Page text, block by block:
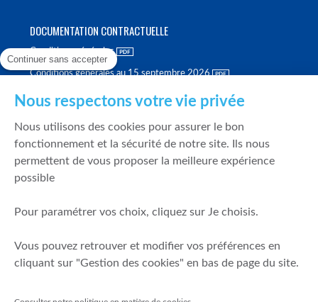
DOCUMENTATION CONTRACTUELLE
Conditions générales
Conditions générales au 15 septembre 2026
Politique de meilleure sélection
Politique de durabilité
Fonds de garantie des dépôts et de résolution
Mentions légales
Prévention de la fraude
Continuer sans accepter
Nous respectons votre vie privée
Nous utilisons des cookies pour assurer le bon
fonctionnement et la sécurité de notre site. Ils nous
permettent de vous proposer la meilleure expérience
possible
Pour paramétrer vos choix, cliquez sur Je choisis.
Vous pouvez retrouver et modifier vos préférences en
cliquant sur "Gestion des cookies" en bas de page du site.